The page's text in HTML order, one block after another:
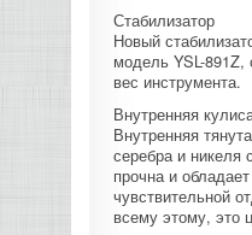
Стабилизатор
Новый
модель YSL-891Z,
вес инструмента.
Внутренняя
Внутренняя
серебра и никеля
прочна и
чувствительной
всему этому, это